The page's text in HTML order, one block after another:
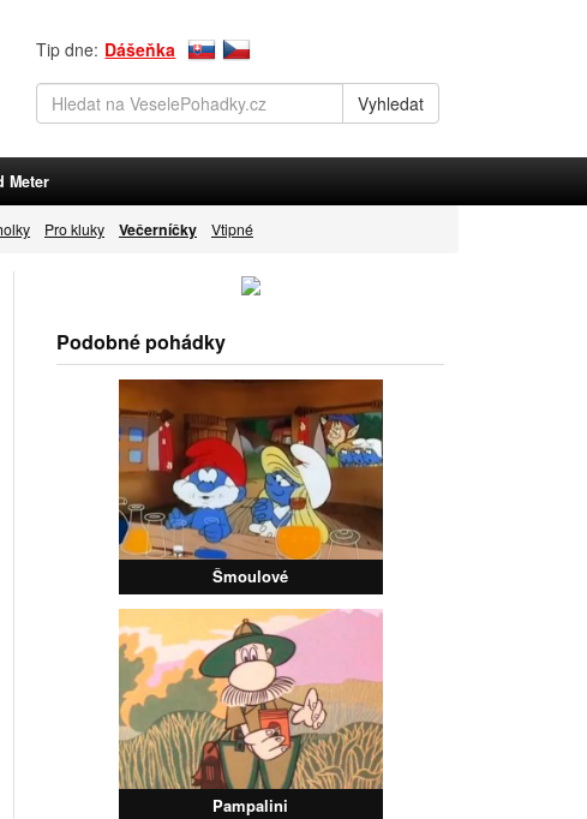
Tip dne: Dášeňka
Meter
Pro kluky Večerníčky Vtipné
Podobné pohádky
Šmoulové
Pampalini